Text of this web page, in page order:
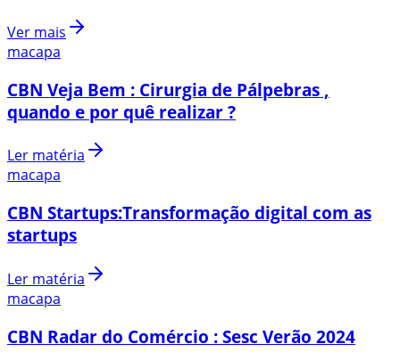
Ver mais
macapa
CBN Veja Bem : Cirurgia de Pálpebras ,
quando e por quê realizar ?
Ler matéria
macapa
CBN Startups:Transformação digital com as
startups
Ler matéria
macapa
CBN Radar do Comércio : Sesc Verão 2024